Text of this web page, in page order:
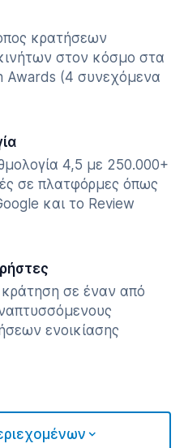
κρατήσεων
στον κόσμο στα
Awards (4 συνεχόμενα
4,5 με 250.000+
σε πλατφόρμες όπως
και το Review
σε έναν από
ενοικίασης